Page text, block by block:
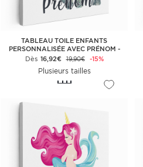
TABLEAU TOILE ENFANTS
PERSONNALISÉE AVEC PRÉNOM -
ÉLÉPHANT TROPICALE
Dès 16,92€ 19,90€ -15%
Plusieurs tailles